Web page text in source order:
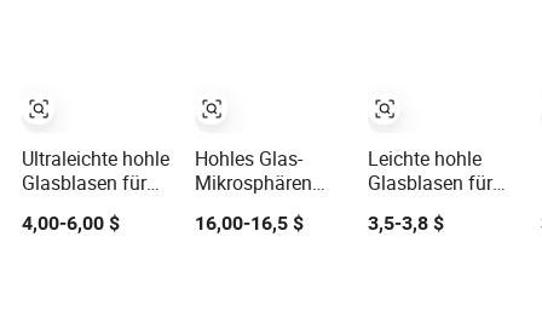
Ultraleichte hohle
Glasblasen für
Zement
4,00-6,00 $
Hohles Glas-
Mikrosphären
Glasblasen
16,00-16,5 $
Leichte hohle
Glasblasen für
thermische
3,5-3,8 $